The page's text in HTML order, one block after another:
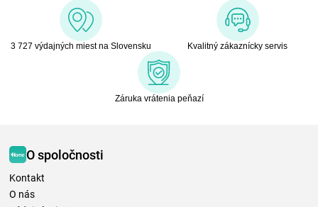
3 727 výdajných miest na Slovensku Kvalitný zákaznícky servis
Záruka vrátenia peňazí
O spoločnosti
Kontakt
O nás